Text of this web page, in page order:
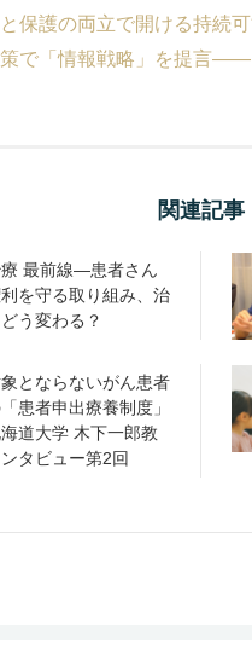
保護の両立で開ける持続
で「情報戦略」を提言
関連記事
療 最前線―患者さん
を守る取り組み、治
う変わる？
とならないがん患者
患者申出療養制度」
道大学 木下一郎教
タビュー第2回